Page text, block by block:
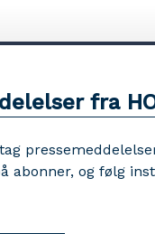
fra
abonner, og følg